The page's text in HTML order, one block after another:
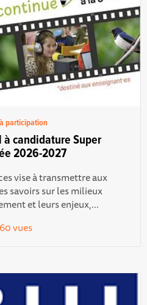
participation
candidature Super
2026-2027
vise à transmettre aux
savoirs sur les milieux
et leurs enjeux,...
vues